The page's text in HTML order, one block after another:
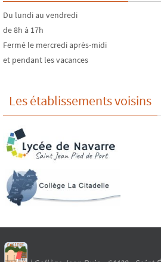
Du lundi au vendredi
de 8h à 17h
Fermé le mercredi après-midi
et pendant les vacances
Les établissements voisins